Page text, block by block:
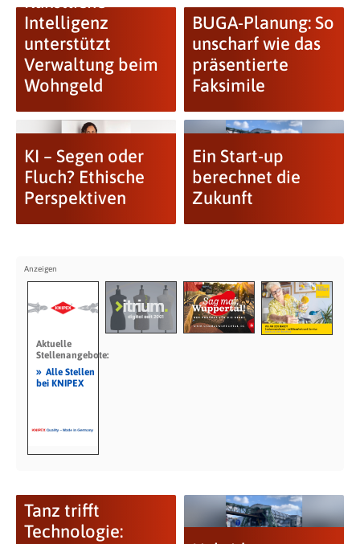
Intelligenz
unterstützt
Verwaltung beim
Wohngeld
BUGA-Planung: So
unscharf wie das
präsentierte
Faksimile
KI – Segen oder
Fluch? Ethische
Perspektiven
Ein Start-up
berechnet die
Zukunft
Aktuelle
Stellenangebote:
» Alle Stellen
bei KNIPEX
Tanz trifft
Technologie: